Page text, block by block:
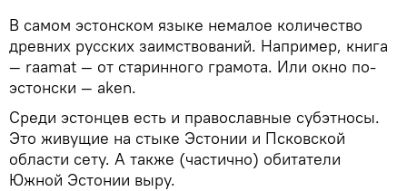
В самом эстонском языке немалое количество
древних русских заимствований. Например, книга
— raamat — от старинного грамота. Или окно по-
эстонски — aken.
Среди эстонцев есть и православные субэтносы.
Это живущие на стыке Эстонии и Псковской
области сету. А также (частично) обитатели
Южной Эстонии выру.